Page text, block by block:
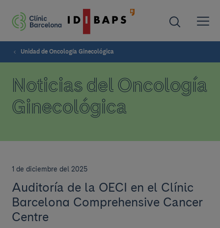
Unidad de Oncología Ginecológica
Noticias del Oncología
Ginecológica
1 de diciembre del 2025
Auditoría de la OECI en el Clínic
Barcelona Comprehensive Cancer
Centre